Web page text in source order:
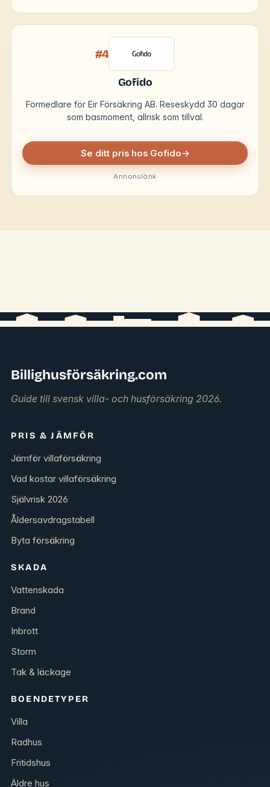
#4
Gofido
Förmedlare för Eir Försäkring AB. Reseskydd 30 dagar
som basmoment, allrisk som tillval.
Se ditt pris hos Gofido→
Annonslänk
Billighusförsäkring.com
Guide till svensk villa- och husförsäkring 2026.
PRIS & JÄMFÖR
Jämför villaförsäkring
Vad kostar villaförsäkring
Självrisk 2026
Åldersavdragstabell
Byta försäkring
SKADA
Vattenskada
Brand
Inbrott
Storm
Tak & läckage
BOENDETYPER
Villa
Radhus
Fritidshus
Äldre hus